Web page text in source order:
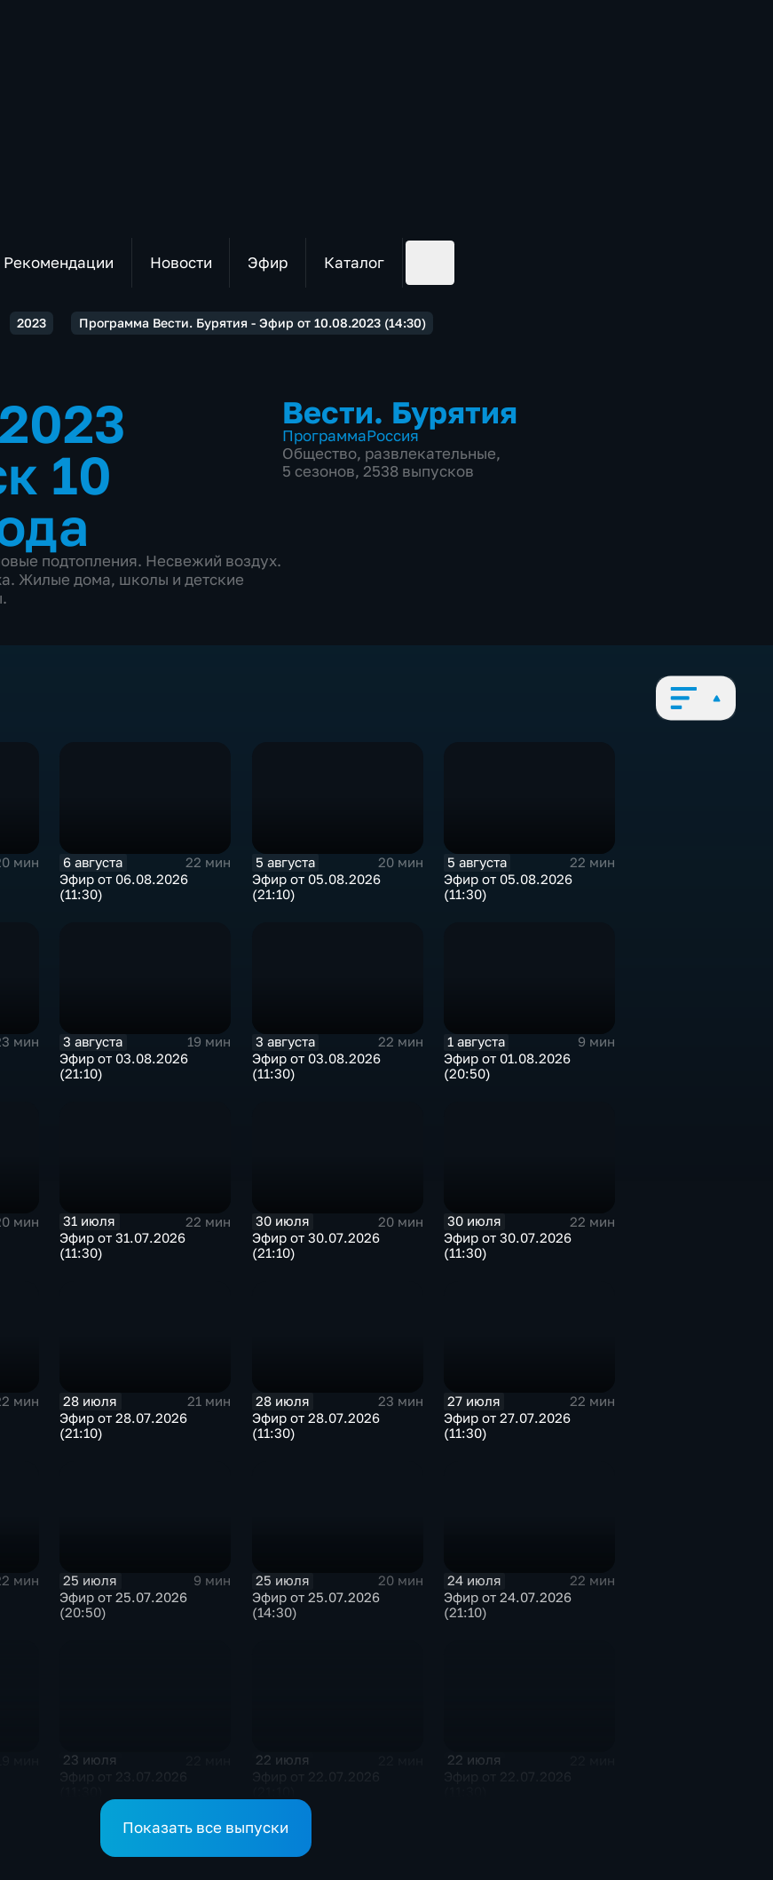
Рекомендации Новости Эфир Каталог
2023 Программа Вести. Бурятия - Эфир от 10.08.2023 (14:30)
10
подтопления. Несвежий воздух.
Жилые дома, школы и детские
Вести. Бурятия
ПрограммаРоссия
Общество, развлекательные,
5 сезонов, 2538 выпусков
мин
6 августа
22 мин
Эфир от 06.08.2026
(11:30)
5 августа
20 мин
Эфир от 05.08.2026
(21:10)
5 августа
22 мин
Эфир от 05.08.2026
(11:30)
мин
3 августа
19 мин
Эфир от 03.08.2026
(21:10)
3 августа
22 мин
Эфир от 03.08.2026
(11:30)
1 августа
9 мин
Эфир от 01.08.2026
(20:50)
мин
31 июля
22 мин
Эфир от 31.07.2026
(11:30)
30 июля
20 мин
Эфир от 30.07.2026
(21:10)
30 июля
22 мин
Эфир от 30.07.2026
(11:30)
мин
28 июля
21 мин
Эфир от 28.07.2026
(21:10)
28 июля
23 мин
Эфир от 28.07.2026
(11:30)
27 июля
22 мин
Эфир от 27.07.2026
(11:30)
мин
25 июля
9 мин
Эфир от 25.07.2026
(20:50)
25 июля
20 мин
Эфир от 25.07.2026
(14:30)
24 июля
22 мин
Эфир от 24.07.2026
(21:10)
23 июля 22 июля 22 июля
Показать все выпуски